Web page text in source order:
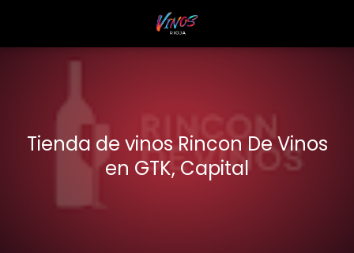
Tienda de vinos Rincon De Vinos
en GTK, Capital